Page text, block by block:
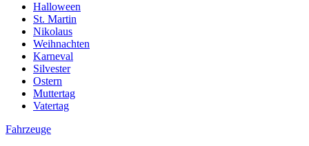
Halloween
St. Martin
Nikolaus
Weihnachten
Karneval
Silvester
Ostern
Muttertag
Vatertag
Fahrzeuge